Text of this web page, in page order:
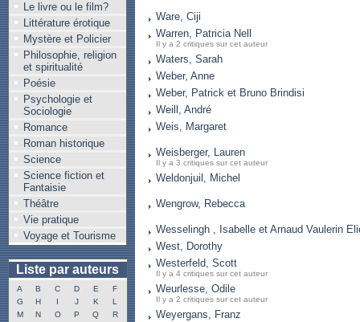
Le livre ou le film?
Littérature érotique
Mystère et Policier
Philosophie, religion
et spiritualité
Poésie
Psychologie et
Sociologie
Romance
Roman historique
Science
Science fiction et
Fantaisie
Théâtre
Vie pratique
Voyage et Tourisme
Liste par auteurs
A B C D E
F
G
H I J K
L
M
N O P Q
R
Ware, Ciji
Warren, Patricia Nell
Il y a 2 critiques sur cet auteur
Waters, Sarah
Weber, Anne
Weber, Patrick et Bruno Brindisi
Weill, André
Weis, Margaret
Weisberger, Lauren
Il y a 3 critiques sur cet auteur
Weldonjuil, Michel
Wengrow, Rebecca
Wesselingh , Isabelle et Arnaud Vaulerin
West, Dorothy
Westerfeld, Scott
Il y a 4 critiques sur cet auteur
Weurlesse, Odile
Il y a 2 critiques sur cet auteur
Weyergans, Franz